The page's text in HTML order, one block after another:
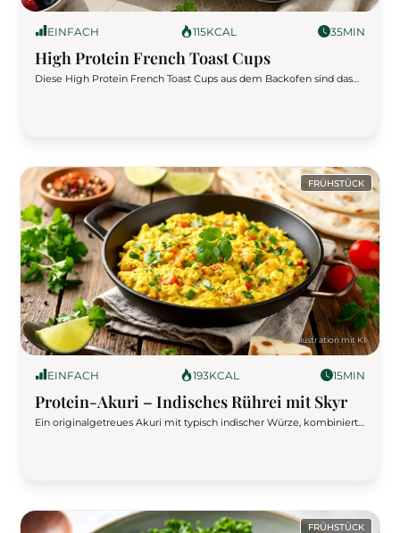
EINFACH 115KCAL 35MIN
High Protein French Toast Cups
Diese High Protein French Toast Cups aus dem Backofen sind das
FRÜHSTÜCK
EINFACH 193KCAL 15MIN
Protein-Akuri – Indisches Rührei mit Skyr
Ein originalgetreues Akuri mit typisch indischer Würze, kombiniert
FRÜHSTÜCK